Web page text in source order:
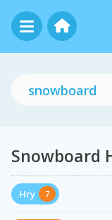
Snowboard
Hry 7